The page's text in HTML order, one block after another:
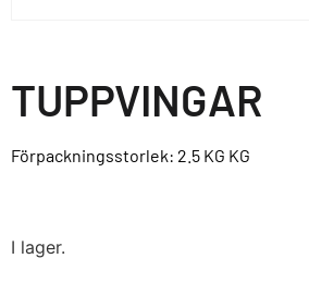
TUPPVINGAR
Förpackningsstorlek: 2.5 KG KG
I lager.